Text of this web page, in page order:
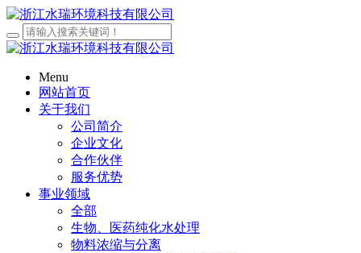
Menu
网站首页
关于我们
公司简介
企业文化
合作伙伴
服务优势
事业领域
全部
生物、医药纯化水处理
物料浓缩与分离